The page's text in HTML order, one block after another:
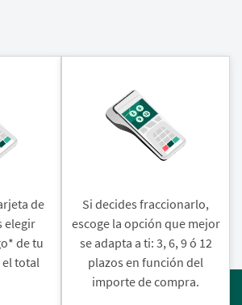
de
elegir
de tu
el total
Si decides fraccionarlo,
escoge la opción que mejor
se adapta a ti: 3, 6, 9 ó 12
plazos en función del
importe de compra.